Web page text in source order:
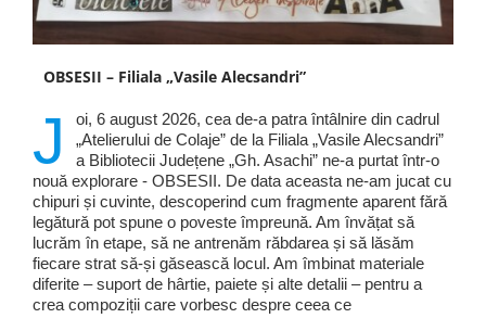
OBSESII – Filiala „Vasile Alecsandri”
J
oi, 6 august 2026, cea de-a patra întâlnire din cadrul
„Atelierului de Colaje” de la Filiala „Vasile Alecsandri”
a Bibliotecii Județene „Gh. Asachi” ne-a purtat într-o
nouă explorare - OBSESII. De data aceasta ne-am jucat cu
chipuri și cuvinte, descoperind cum fragmente aparent fără
legătură pot spune o poveste împreună. Am învățat să
lucrăm în etape, să ne antrenăm răbdarea și să lăsăm
fiecare strat să-și găsească locul. Am îmbinat materiale
diferite – suport de hârtie, paiete și alte detalii – pentru a
crea compoziții care vorbesc despre ceea ce